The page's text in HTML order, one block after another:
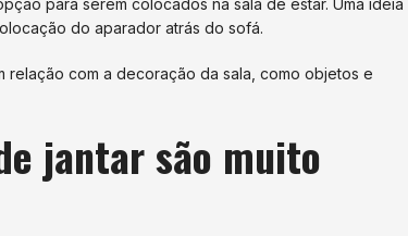
para serem colocados na sala de estar. Uma ideia
do aparador atrás do sofá.
com a decoração da sala, como objetos e
jantar são muito